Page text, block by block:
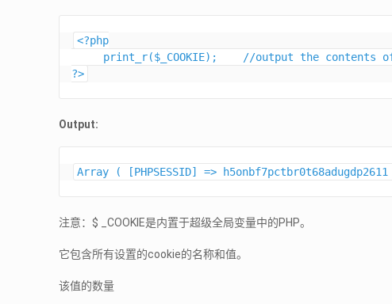
<?php
?>
Output:
Array ( [PHPSESSID] =>
注意：$ _COOKIE是内置于超级全局变量中的PHP。
它包含所有设置的cookie的名称和值。
该值的数量